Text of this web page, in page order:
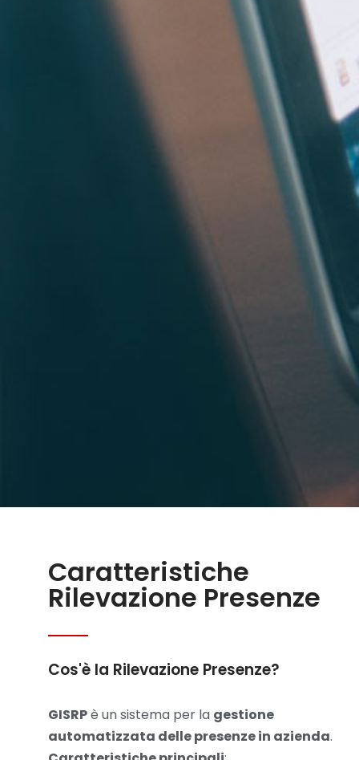
Caratteristiche
Rilevazione Presenze
Cos'è la Rilevazione Presenze?
GISRPè un sistema per la gestione
automatizzata delle presenze in azienda.